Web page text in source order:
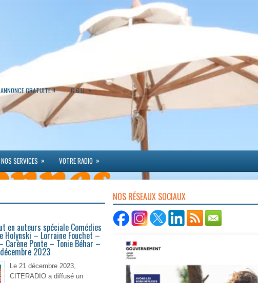
GRATUITE !! C.G.U. »
NOS SERVICES » VOTRE RADIO »
en auteurs spéciale Comédies
Holynski – Lorraine Fouchet –
Carène Ponte – Tonie Béhar –
2023
Le 21 décembre 2023,
CITERADIO a diffusé un
NOS RÉSEAUX SOCIAUX